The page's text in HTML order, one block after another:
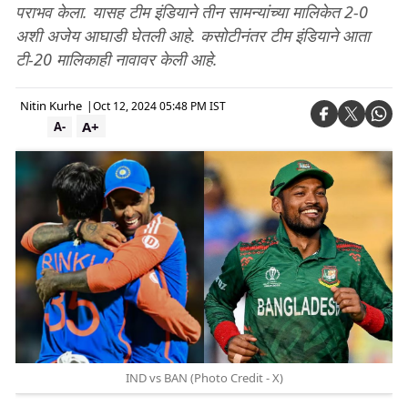
पराभव केला. यासह टीम इंडियाने तीन सामन्यांच्या मालिकेत 2-0
अशी अजेय आघाडी घेतली आहे. कसोटीनंतर टीम इंडियाने आता
टी-20 मालिकाही नावावर केली आहे.
Nitin Kurhe |Oct 12, 2024 05:48 PM IST
A+
A-
IND vs BAN (Photo Credit - X)